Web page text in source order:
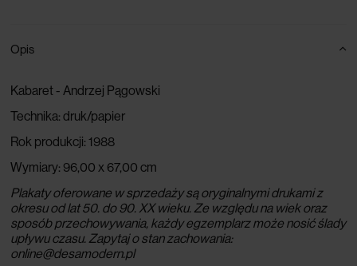
Opis
Kabaret - Andrzej Pągowski
Technika: druk/papier
Rok produkcji: 1988
Wymiary: 96,00 x 67,00 cm
Plakaty oferowane w sprzedaży są oryginalnymi drukami z
okresu od lat 50. do 90. XX wieku. Ze względu na wiek oraz
sposób przechowywania, każdy egzemplarz może nosić ślady
upływu czasu. Zapytaj o stan zachowania:
online@desamodern.pl